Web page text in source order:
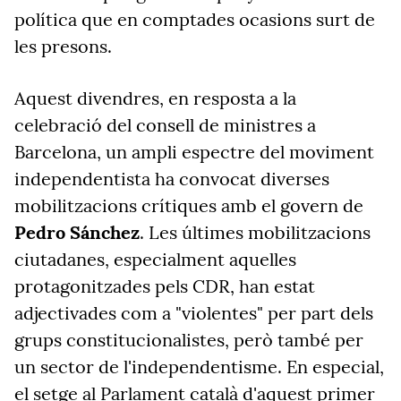
política que en comptades ocasions surt de
les presons.
Aquest divendres, en resposta a la
celebració del consell de ministres a
Barcelona, un ampli espectre del moviment
independentista ha convocat diverses
mobilitzacions crítiques amb el govern de
Pedro Sánchez. Les últimes mobilitzacions
ciutadanes, especialment aquelles
protagonitzades pels CDR, han estat
adjectivades com a "violentes" per part dels
grups constitucionalistes, però també per
un sector de l'independentisme. En especial,
el setge al Parlament català d'aquest primer